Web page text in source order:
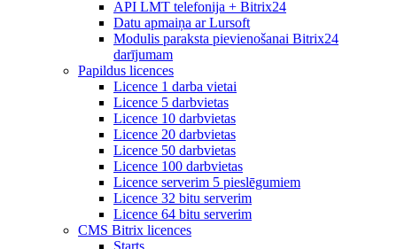
API LMT telefonija + Bitrix24
Datu apmaiņa ar Lursoft
Modulis paraksta pievienošanai Bitrix24
darījumam
Papildus licences
Licence 1 darba vietai
Licence 5 darbvietas
Licence 10 darbvietas
Licence 20 darbvietas
Licence 50 darbvietas
Licence 100 darbvietas
Licence serverim 5 pieslēgumiem
Licence 32 bitu serverim
Licence 64 bitu serverim
CMS Bitrix licences
Starts